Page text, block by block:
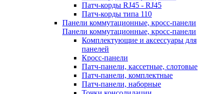
Патч-корды RJ45 - RJ45
Патч-корды типа 110
Панели коммутационные, кросс-панели
Панели коммутационные, кросс-панели
Комплектующие и аксессуары для
панелей
Кросс-панели
Патч-панели, кассетные, слотовые
Патч-панели, комплектные
Патч-панели, наборные